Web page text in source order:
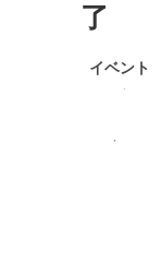
了
イベント